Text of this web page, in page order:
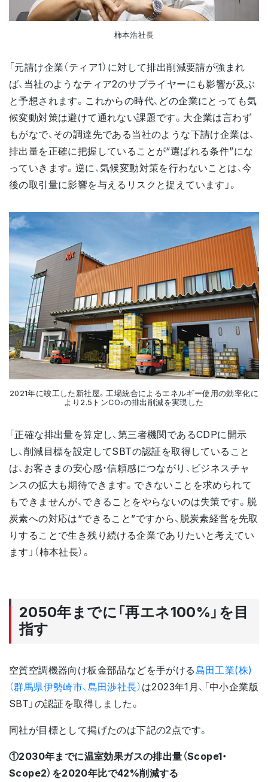
柿本浩社長
「元請け企業（ティア1）に対して排出削減要請が強まれ
ば、当社のようなティア2のサプライヤーにも影響が及ぶ
と予想されます。これからの時代、どの企業にとっても気
候変動対策は避けて通れない課題です。大企業は言わず
もがなで、その調達先である当社のような下請け企業は、
排出量を正確に把握していることが“選ばれる条件”にな
っていきます。逆に、気候変動対策を行わないことは、今
後の取引量に影響を与えるリスクと捉えています」。
2021年に竣工した新社屋。工場統合によるエネルギー使用の効率化に
より2.5トンCO 2 の排出削減を実現した
「正確な排出量を算定し、第三者機関であるCDPに開示
し、削減目標を設定してSBTの認証を取得していること
は、お客さまの安心感・信頼感につながり、ビジネスチャ
ンスの拡大も期待できます。できないことを求められて
もできませんが、できることをやらないのは失策です。脱
炭素への対応は“できること”ですから、脱炭素経営を先取
りすることで生き残り続ける企業でありたいと考えてい
ます」（柿本社長）。
2050年までに「再エネ100%」を目
指す
空質空調機器向け板金部品などを手がける島田工業(株)
（群馬県伊勢崎市、島田渉社長） は2023年1月、「中小企業版
SBT」の認証を取得しました。
同社が目標として掲げたのは下記の2点です。
①2030年までに温室効果ガスの排出量（Scope1・
Scope2）を2020年比で42%削減する